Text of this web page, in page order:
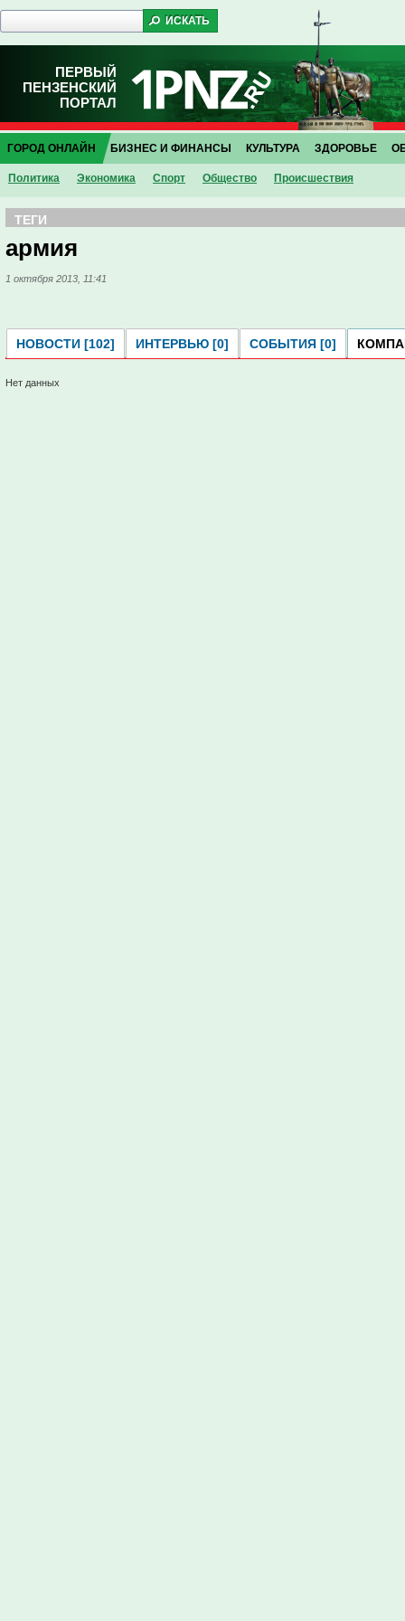
ПЕРВЫЙ
ПЕНЗЕНСКИЙ
ПОРТАЛ
ГОРОД ОНЛАЙН
Политика Экономика Спорт Общество Проиcшествия
БИЗНЕС И ФИНАНСЫ КУЛЬТУРА ЗДОРОВЬЕ
ТЕГИ
армия
1 октября 2013, 11:41
НОВОСТИ [102] ИНТЕРВЬЮ [0] СОБЫТИЯ [0]
Нет данных